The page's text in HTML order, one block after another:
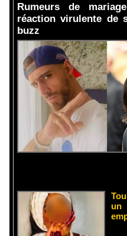
Rumeurs de
réaction virulente de
buzz